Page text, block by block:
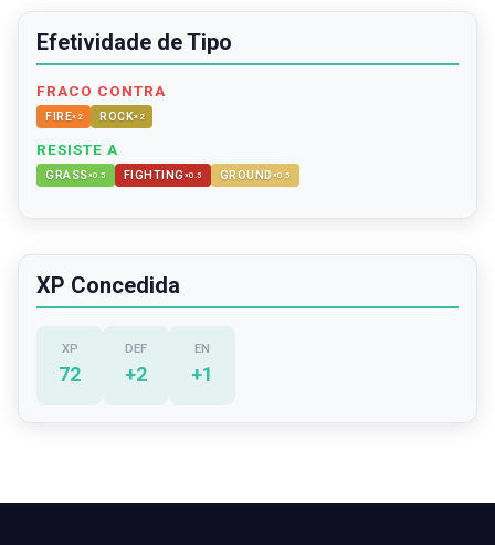
Efetividade de Tipo
FRACO CONTRA
FIRE× 2 ROCK× 2
RESISTE A
GRASS×0.5 FIGHTING ×0.5 GROUND ×0.5
XP Concedida
XP
72
DEF
+2
EN
+1